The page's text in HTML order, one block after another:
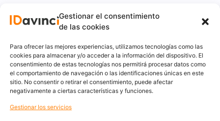
Gestionar el consentimiento
de las cookies
Para ofrecer las mejores experiencias, utilizamos tecnologías como las
cookies para almacenar y/o acceder a la información del dispositivo. El
consentimiento de estas tecnologías nos permitirá procesar datos como
el comportamiento de navegación o las identificaciones únicas en este
sitio. No consentir o retirar el consentimiento, puede afectar
negativamente a ciertas características y funciones.
Gestionar los servicios
linkedIn
Aviso Legal
Privacidad
Cookies